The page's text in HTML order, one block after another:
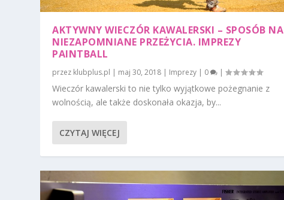
AKTYWNY WIECZÓR KAWALERSKI – SPOSÓB NA
NIEZAPOMNIANE PRZEŻYCIA. IMPREZY
PAINTBALL
przez klubplus.pl | maj 30, 2018 | Imprezy | 0 |
Wieczór kawalerski to nie tylko wyjątkowe pożegnanie z
wolnością, ale także doskonała okazja, by...
CZYTAJ WIĘCEJ